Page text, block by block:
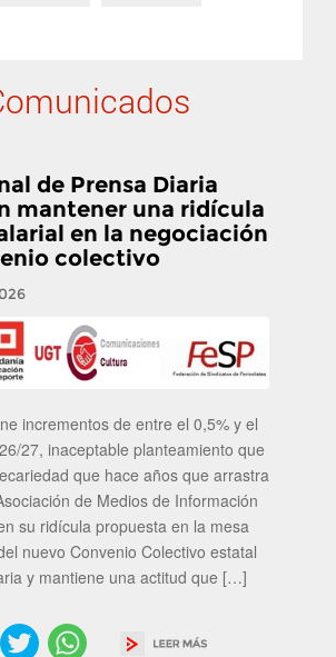
de Prensa Diaria
mantener una ridícula
en la negociación
colectivo
incrementos de entre el 0,5% y el
27, inaceptable planteamiento que
que hace años que arrastra
de Medios de Información
su ridícula propuesta en la mesa
nuevo Convenio Colectivo estatal
y mantiene una actitud que […]